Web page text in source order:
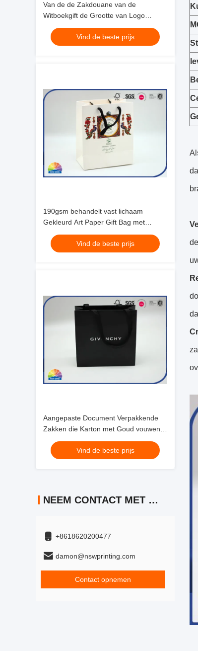
Van de de Zakdouane van de
Witboekgift de Grootte van Logo
Birthday Gift Packaging Small met
Strakke HandvattenVind de beste prijs
190gsm behandelt vast lichaam
Gekleurd Art Paper Gift Bag met
Linthandvat voor Kerstmis Zakken
Vind de beste prijs
Aangepaste Document Verpakkende
Zakken die Karton met Goud vouwen
die Nylon Handvat stempelen
Vind de beste prijs
NEEM CONTACT MET ONS OP
+8618620200477
damon@nswprinting.com
Contact opnemen